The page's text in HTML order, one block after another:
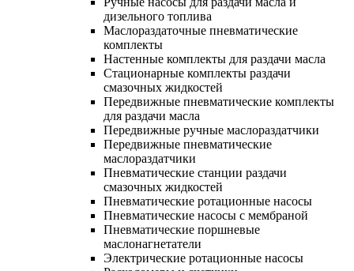
дизельного топлива
Маслораздаточные пневматические
комплекты
Настенные комплекты для раздачи масла
Стационарные комплекты раздачи
смазочных жидкостей
Передвижные пневматические комплекты
для раздачи масла
Передвижные ручные маслораздатчики
Передвижные пневматические
маслораздатчики
Пневматические станции раздачи
смазочных жидкостей
Пневматические ротационные насосы
Пневматические насосы с мембраной
Пневматические поршневые
маслонагнетатели
Электрические ротационные насосы